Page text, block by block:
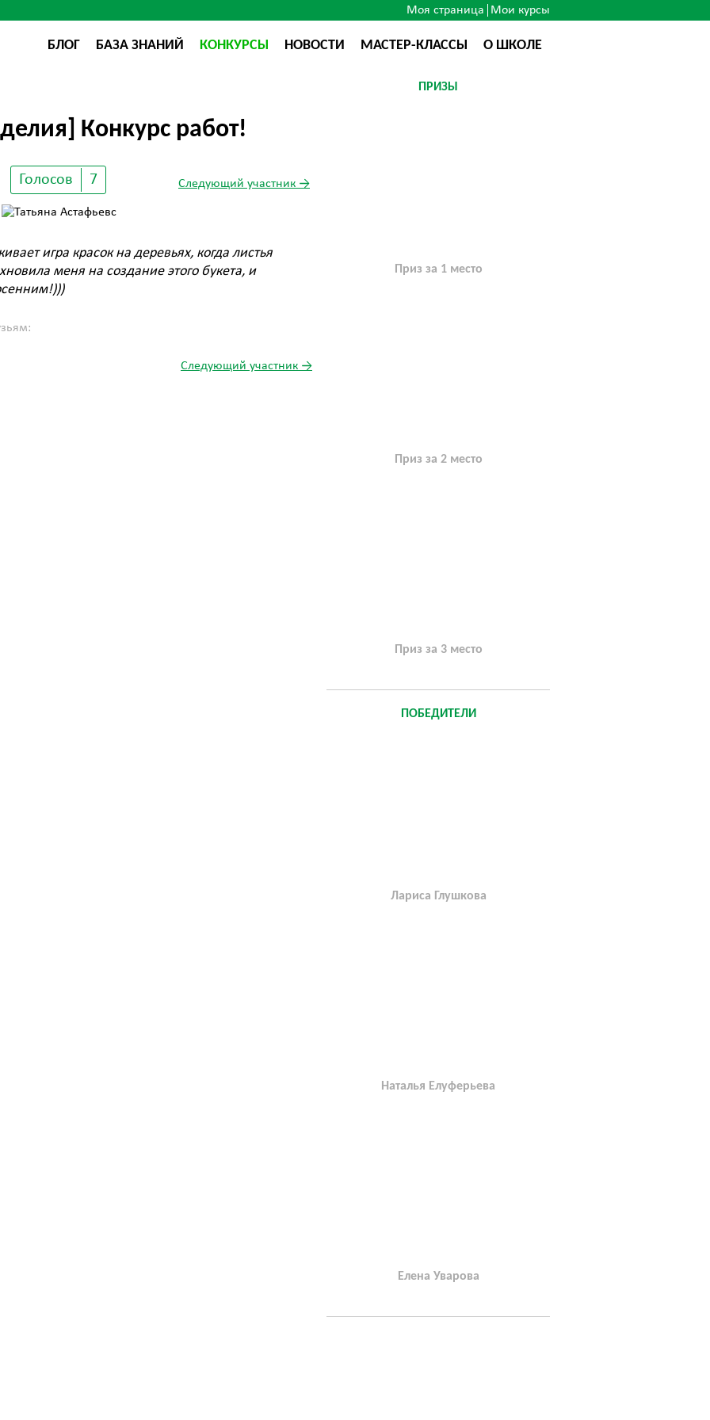
Моя страница Мои курсы
БЛОГ БАЗА ЗНАНИЙ КОНКУРСЫ НОВОСТИ МАСТЕР-КЛАССЫ О ШКОЛЕ
ПРИЗЫ
Приз за 1 место
Приз за 2 место
Приз за 3 место
ПОБЕДИТЕЛИ
Лариса Глушкова
Наталья Елуферьева
Елена Уварова
Конкурс работ!
Голосов 7 Следующий участник →
игра красок на деревьях, когда листья
меня на создание этого букета, и
Следующий участник →